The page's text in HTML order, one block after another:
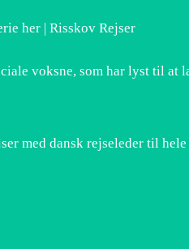
her | Risskov Rejser
voksne, som har lyst til at
med dansk rejseleder til